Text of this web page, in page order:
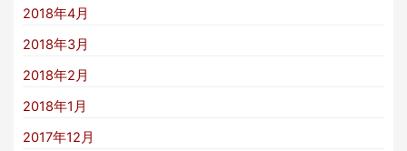
2018年4月
2018年3月
2018年2月
2018年1月
2017年12月